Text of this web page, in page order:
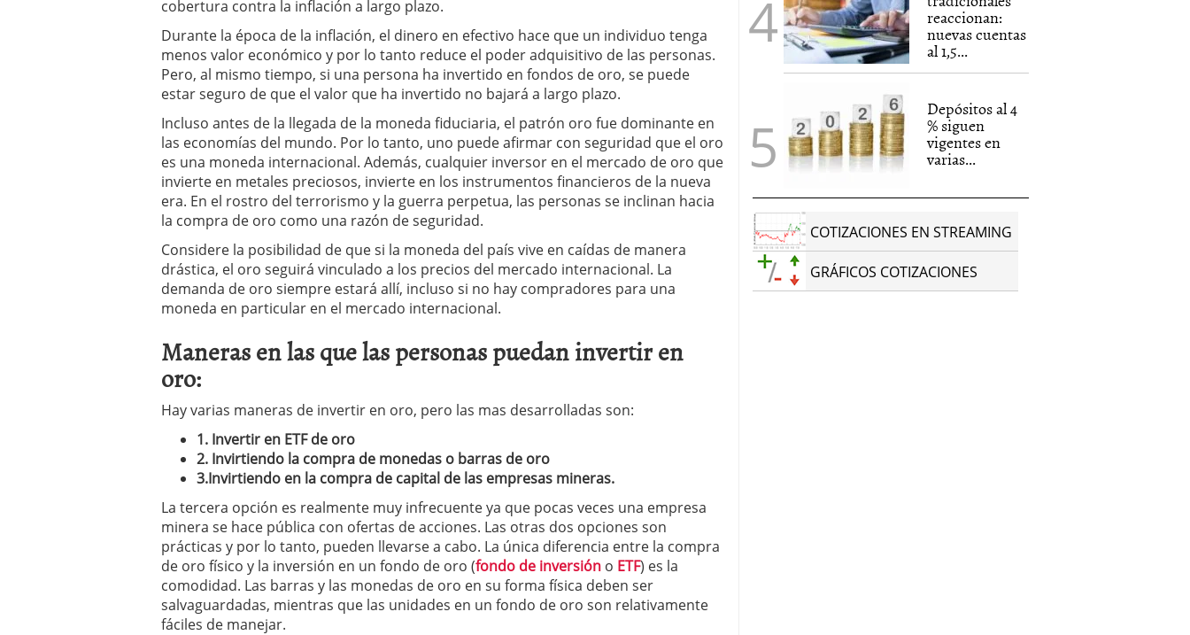
cobertura contra la inflación a largo plazo.
Durante la época de la inflación, el dinero en efectivo hace que un individuo tenga
menos valor económico y por lo tanto reduce el poder adquisitivo de las personas.
Pero, al mismo tiempo, si una persona ha invertido en fondos de oro, se puede
estar seguro de que el valor que ha invertido no bajará a largo plazo.
Incluso antes de la llegada de la moneda fiduciaria, el patrón oro fue dominante en
las economías del mundo. Por lo tanto, uno puede afirmar con seguridad que el oro
es una moneda internacional. Además, cualquier inversor en el mercado de oro que
invierte en metales preciosos, invierte en los instrumentos financieros de la nueva
era. En el rostro del terrorismo y la guerra perpetua, las personas se inclinan hacia
la compra de oro como una razón de seguridad.
Considere la posibilidad de que si la moneda del país vive en caídas de manera
drástica, el oro seguirá vinculado a los precios del mercado internacional. La
demanda de oro siempre estará allí, incluso si no hay compradores para una
moneda en particular en el mercado internacional.
Maneras en las que las personas puedan invertir en
oro:
Hay varias maneras de invertir en oro, pero las mas desarrolladas son:
1. Invertir en ETF de oro
2. Invirtiendo la compra de monedas o barras de oro
3.Invirtiendo en la compra de capital de las empresas mineras.
La tercera opción es realmente muy infrecuente ya que pocas veces una empresa
minera se hace pública con ofertas de acciones. Las otras dos opciones son
prácticas y por lo tanto, pueden llevarse a cabo. La única diferencia entre la compra
de oro físico y la inversión en un fondo de oro (fondo de inversión o ETF) es la
comodidad. Las barras y las monedas de oro en su forma física deben ser
salvaguardadas, mientras que las unidades en un fondo de oro son relativamente
fáciles de manejar.
reaccionan:
nuevas cuentas
al 1,5...
Depósitos al 4
% siguen
vigentes en
varias...
COTIZACIONES EN STREAMING
GRÁFICOS COTIZACIONES